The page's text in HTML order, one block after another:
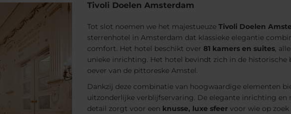
Tivoli Doelen Amsterdam
Tot slot noemen we het majestueuze Tivoli Doelen
sterrenhotel in Amsterdam dat klassieke elegantie
comfort. Het hotel beschikt over 81 kamers en suites,
unieke inrichting. Het hotel bevindt zich in de historische
oever van de pittoreske Amstel.
Dankzij deze combinatie van hoogwaardige elementen
uitzonderlijke verblijfservaring. De elegante inrichting en
detail zorgt voor een knusse, luxe sfeer voor wie op zoek